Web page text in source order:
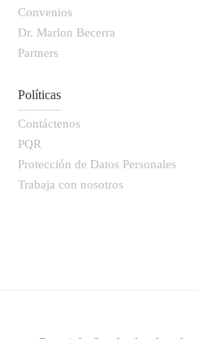
Convenios
Dr. Marlon Becerra
Partners
Políticas
Contáctenos
PQR
Protección de Datos Personales
Trabaja con nosotros